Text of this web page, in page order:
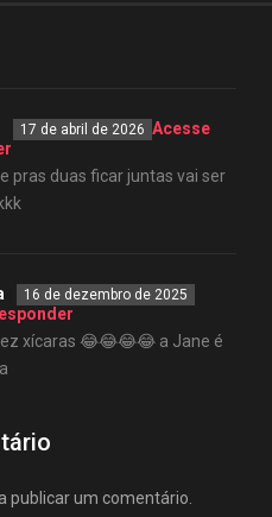
17 de abril de 2026 Acesse
pras duas ficar juntas vai ser
16 de dezembro de 2025
xícaras 😂😂😂😂 a Jane é
publicar um comentário.